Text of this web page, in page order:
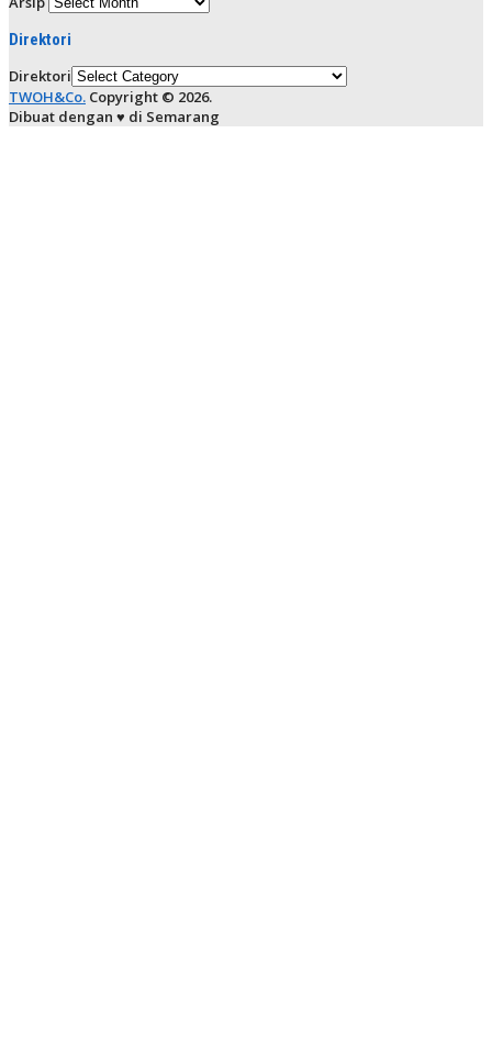
Direktori
Direktori
TWOH&Co. Copyright © 2026.
Dibuat dengan ♥ di Semarang